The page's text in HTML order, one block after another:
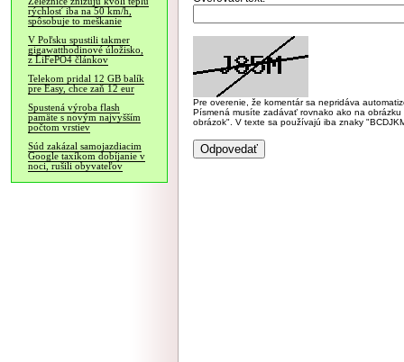
rýchlosť iba na 50 km/h,
spôsobuje to meškanie
V Poľsku spustili takmer
gigawatthodinové úložisko,
z LiFePO4 článkov
Telekom pridal 12 GB balík
pre Easy, chce zaň 12 eur
Spustená výroba flash
pamäte s novým najvyšším
počtom vrstiev
Súd zakázal samojazdiacim
Google taxíkom dobíjanie v
noci, rušili obyvateľov
Pre overenie, že komentár sa nepridáva
Písmená musíte zadávať rovnako ako na
obrázok". V texte sa používajú iba znaky